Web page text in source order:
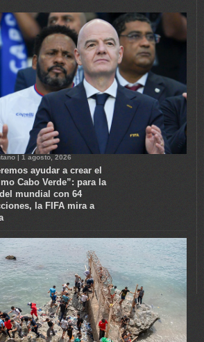
| 1 agosto, 2026
ayudar a crear el
Cabo Verde”: para la
mundial con 64
la FIFA mira a